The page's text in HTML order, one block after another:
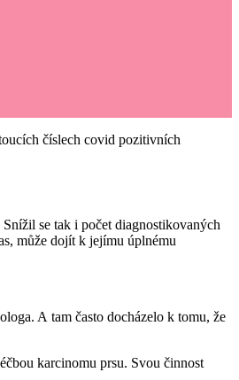
číslech covid pozitivních
se tak i počet diagnostikovaných
může dojít k jejímu úplnému
A tam často docházelo k tomu, že
karcinomu prsu. Svou činnost